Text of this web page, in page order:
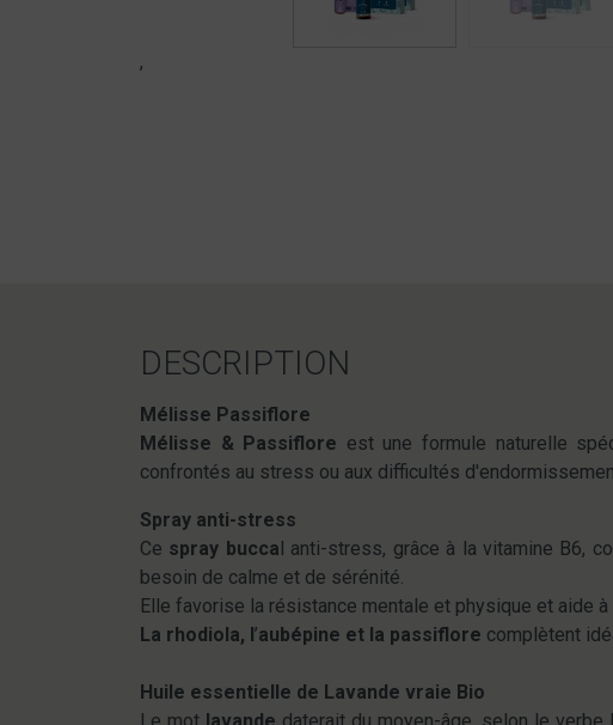
,
DESCRIPTION
Mélisse Passiflore
Mélisse & Passiflore est une formule naturelle
confrontés au stress ou aux difficultés
Spray anti-stress
Ce spray buccal anti-stress, grâce à la vitamine B6,
besoin de calme et de sérénité.
Elle favorise la résistance mentale et physique et aide
La rhodiola, l’aubépine et la passiflore complètent
Huile essentielle de Lavande vraie Bio